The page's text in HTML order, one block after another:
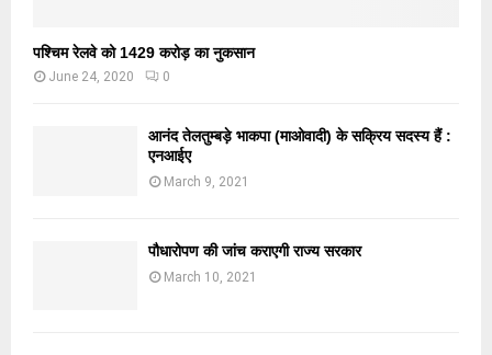
पश्चिम रेलवे को 1429 करोड़ का नुकसान
June 24, 2020 0
आनंद तेलतुम्बड़े भाकपा (माओवादी) के सक्रिय सदस्य हैं :
एनआईए
March 9, 2021
पौधारोपण की जांच कराएगी राज्य सरकार
March 10, 2021